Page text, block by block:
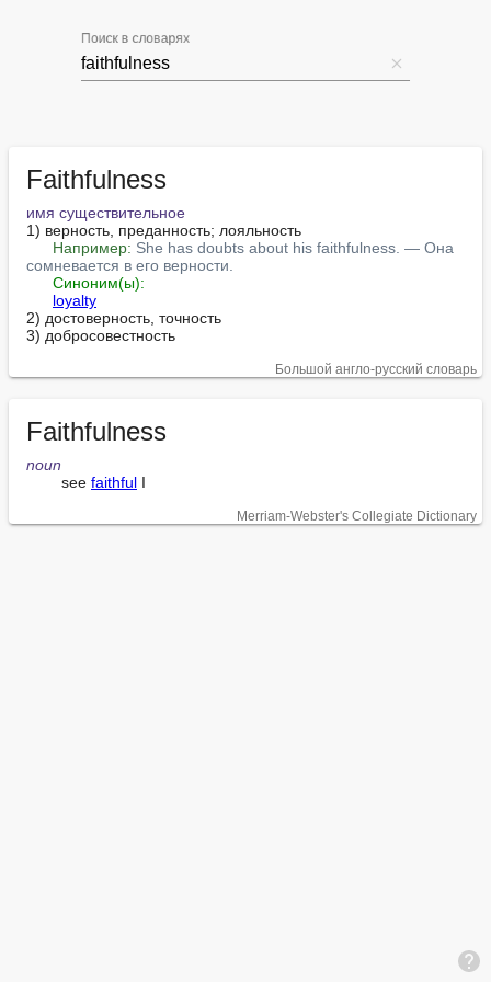
Поиск в словарях
Faithfulness
имя существительное
1) верность, преданность; лояльность
Например: She has doubts about his faithfulness. — Она
сомневается в его верности.
Синоним(ы):
loyalty
2) достоверность, точность
3) добросовестность
Большой англо-русский словарь
Faithfulness
noun
        see
faithful I
Merriam-Webster's Collegiate Dictionary